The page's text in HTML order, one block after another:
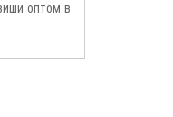
оптом в